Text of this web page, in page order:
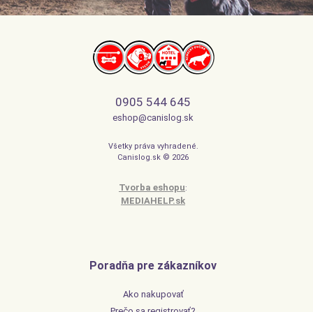
0905 544 645
eshop@canislog.sk
Všetky práva vyhradené.
Canislog.sk © 2026
Tvorba eshopu:
MEDIAHELP.sk
Poradňa pre zákazníkov
Ako nakupovať